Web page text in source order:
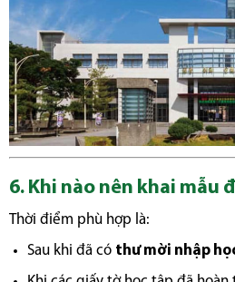
6. Khi nào nên khai mẫu
Thời điểm phù hợp là:
Sau khi đã có thư mời nhập